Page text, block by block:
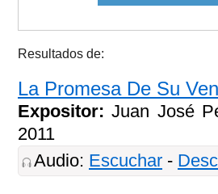
Resultados de:
La Promesa De Su
Expositor:Juan José
2011
Audio: Escuchar -